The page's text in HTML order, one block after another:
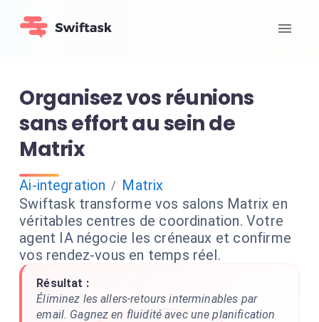
Organisez vos réunions
sans effort au sein de
Matrix
Ai-integration / Matrix
Swiftask transforme vos salons Matrix en
véritables centres de coordination. Votre
agent IA négocie les créneaux et confirme
vos rendez-vous en temps réel.
Résultat :
Éliminez les allers-retours interminables par
email. Gagnez en fluidité avec une planification